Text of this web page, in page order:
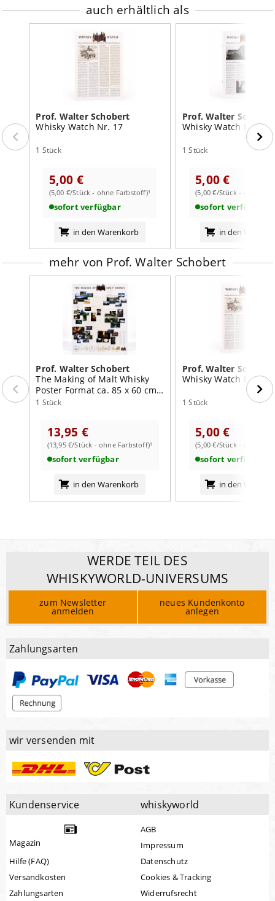
auch erhältlich als
Prof. Walter Schobert
Whisky Watch Nr. 17
1 Stück
5,00 €
(5,00 €/Stück - ohne Farbstoff)¹
sofort verfügbar
in den Warenkorb
Prof. Walter
Whisky Watch Nr. 24
1 Stück
5,00 €
(5,00 €/Stück - ohne
sofort verfügbar
in den
mehr von Prof. Walter Schobert
Prof. Walter Schobert
The Making of Malt Whisky
Poster Format ca. 85 x 60 cm
(inkl. seperater
1 Stück
13,95 €
(13,95 €/Stück - ohne Farbstoff)¹
sofort verfügbar
in den Warenkorb
Prof. Walter
Whisky Watch Nr. 17
1 Stück
5,00 €
(5,00 €/Stück - ohne
sofort verfügbar
in den
WERDE TEIL DES
WHISKYWORLD-UNIVERSUMS
zum Newsletter
anmelden
neues Kundenkonto
anlegen
Zahlungsarten
wir versenden mit
Kundenservice
Magazin
Hilfe (FAQ)
Versandkosten
Zahlungsarten
whiskyworld
AGB
Impressum
Datenschutz
Cookies & Tracking
Widerrufsrecht